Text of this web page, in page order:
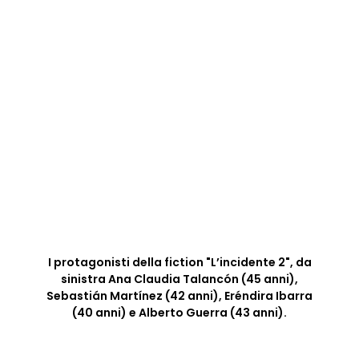
I protagonisti della fiction "L’incidente 2", da
sinistra Ana Claudia Talancón (45 anni),
Sebastián Martínez (42 anni), Eréndira Ibarra
(40 anni) e Alberto Guerra (43 anni).